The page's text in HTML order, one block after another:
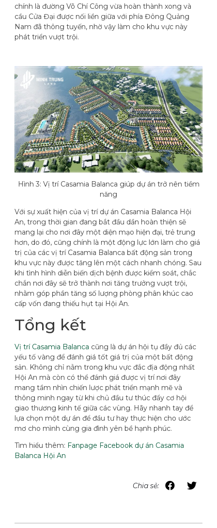
chính là đường Võ Chí Công vừa hoàn thành xong và
cầu Cửa Đại được nối liền giữa với phía Đông Quảng
Nam đã thông tuyến, nhờ vậy làm cho khu vực này
phát triển vượt trội.
Hình 3: Vị trí Casamia Balanca giúp dự án trở nên tiềm
năng
Với sự xuất hiện của vị trí dự án Casamia Balanca Hội
An, trong thời gian đang bắt đầu dần hoàn thiện sẽ
mang lại cho nơi đây một diện mạo hiện đại, trẻ trung
hơn, do đó, cũng chính là một động lực lớn làm cho giá
trị của các vị trí Casamia Balanca bất động sản trong
khu vực này được tăng lên một cách nhanh chóng. Sau
khi tình hình diễn biến dịch bệnh được kiểm soát, chắc
chắn nơi đây sẽ trở thành nơi tăng trưởng vượt trội,
nhằm góp phần tăng số lượng phòng phân khúc cao
cấp vốn đang thiếu hụt tại Hội An.
Tổng kết
Vị trí Casamia Balanca cũng là dự án hội tụ đầy đủ các
yếu tố vàng để đánh giá tốt giá trị của một bất động
sản. Không chỉ nằm trong khu vực đắc địa động nhất
Hội An mà còn có thể đánh giá được vị trí nơi đây
mang tầm nhìn chiến lược phát triển mạnh mẽ và
thông minh ngay từ khi chủ đầu tư thúc đẩy cơ hội
giao thương kinh tế giữa các vùng. Hãy nhanh tay để
lựa chọn một dự án để đầu tư hay thực hiện cho ước
mơ cho mình cùng gia đình yên bề hạnh phúc.
Tìm hiểu thêm: Fanpage Facebook dự án Casamia
Balanca Hội An
Chia sẻ: